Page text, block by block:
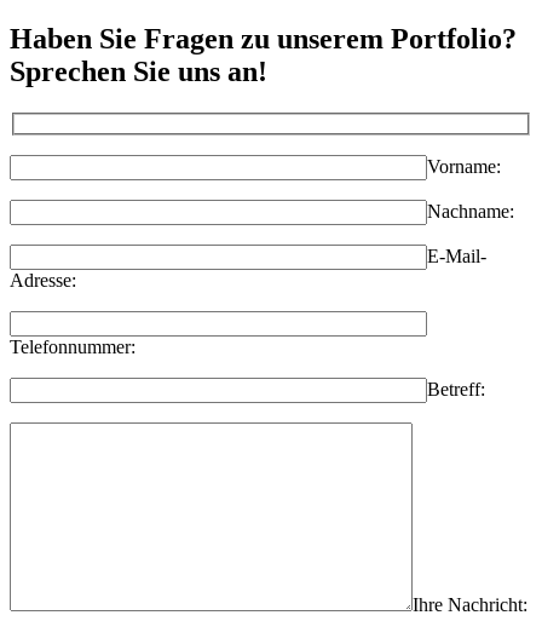
Haben Sie Fragen zu unserem Portfolio?
Sprechen Sie uns an!
Vorname:
Nachname:
E-Mail-
Adresse:
Telefonnummer:
Betreff:
Ihre Nachricht: